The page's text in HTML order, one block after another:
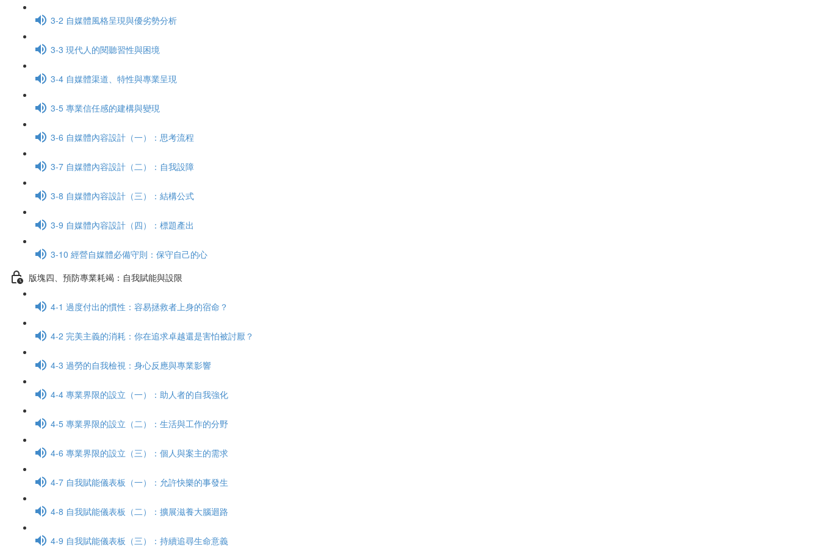
3-2 自媒體風格呈現與優劣勢分析
3-3 現代人的閱聽習性與困境
3-4 自媒體渠道、特性與專業呈現
3-5 專業信任感的建構與變現
3-6 自媒體內容設計（一）：思考流程
3-7 自媒體內容設計（二）：自我設障
3-8 自媒體內容設計（三）：結構公式
3-9 自媒體內容設計（四）：標題產出
3-10 經營自媒體必備守則：保守自己的心
版塊四、預防專業耗竭：自我賦能與設限
4-1 過度付出的慣性：容易拯救者上身的宿命？
4-2 完美主義的消耗：你在追求卓越還是害怕被討厭？
4-3 過勞的自我檢視：身心反應與專業影響
4-4 專業界限的設立（一）：助人者的自我強化
4-5 專業界限的設立（二）：生活與工作的分野
4-6 專業界限的設立（三）：個人與案主的需求
4-7 自我賦能儀表板（一）：允許快樂的事發生
4-8 自我賦能儀表板（二）：擴展滋養大腦迴路
4-9 自我賦能儀表板（三）：持續追尋生命意義